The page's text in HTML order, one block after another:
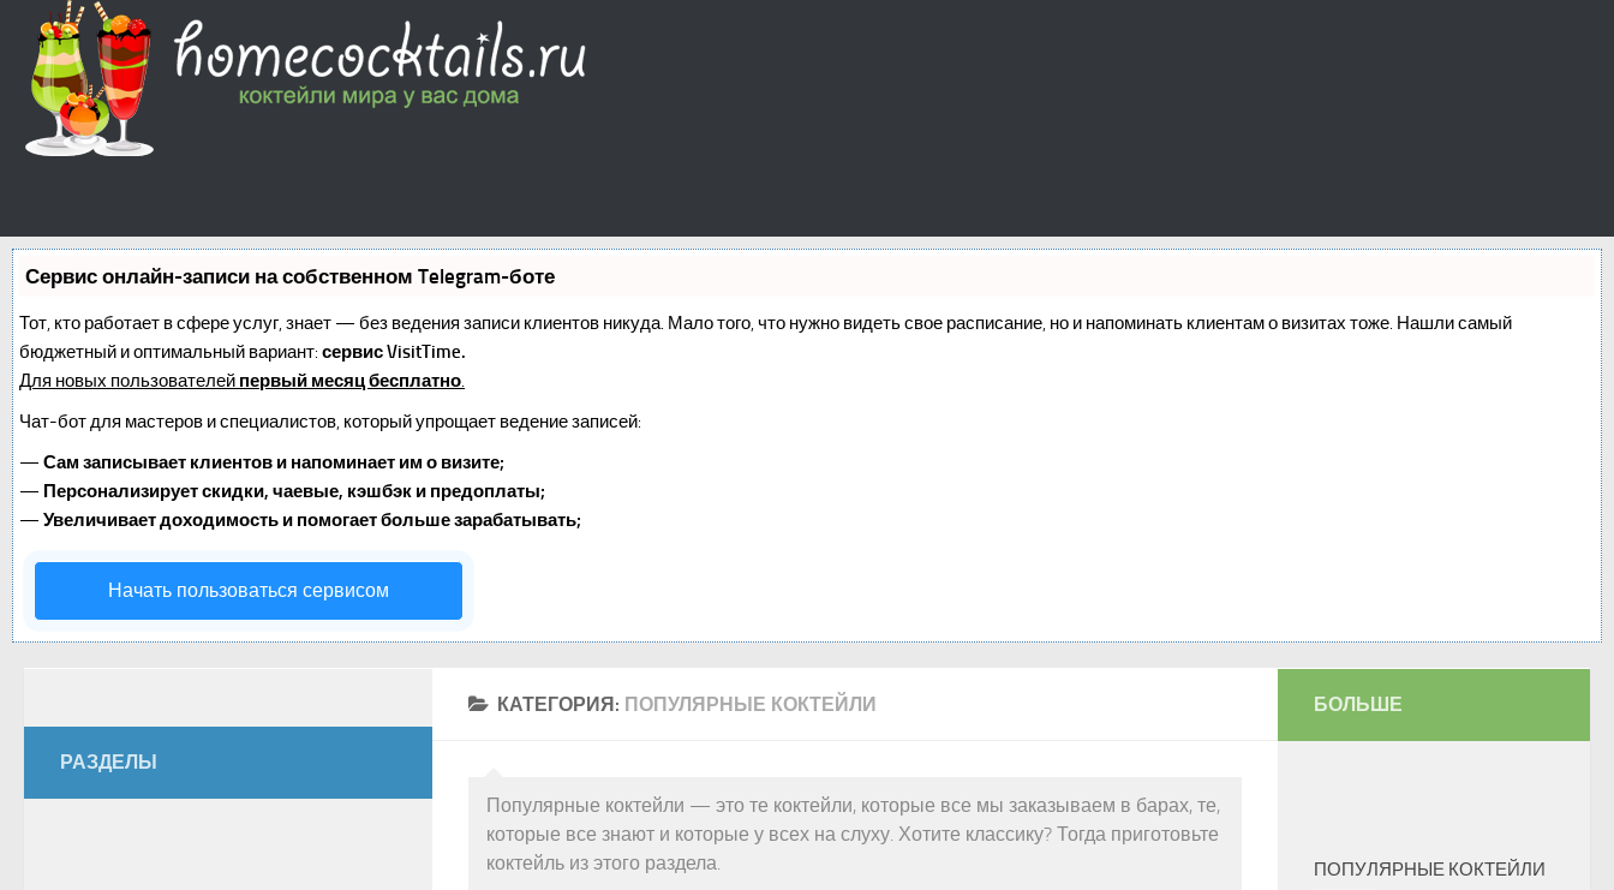
Сервис онлайн-записи на собственном Telegram-боте
Тот, кто работает в сфере услуг, знает — без ведения записи клиентов никуда. Мало того, что нужно видеть свое расписание, но и напоминать клиентам о визитах тоже. Нашли самый
бюджетный и оптимальный вариант: сервис VisitTime.
Для новых пользователей первый месяц бесплатно.
Чат-бот для мастеров и специалистов, который упрощает ведение записей:
— Сам записывает клиентов и напоминает им о визите;
— Персонализирует скидки, чаевые, кэшбэк и предоплаты;
— Увеличивает доходимость и помогает больше зарабатывать;
Начать пользоваться сервисом
КАТЕГОРИЯ: ПОПУЛЯРНЫЕ КОКТЕЙЛИ
Популярные коктейли — это те коктейли, которые все мы заказываем в барах, те,
которые все знают и которые у всех на слуху. Хотите классику? Тогда приготовьте
коктейль из этого раздела.
РАЗДЕЛЫ
БОЛЬШЕ
ПОПУЛЯРНЫЕ КОКТЕЙЛИ